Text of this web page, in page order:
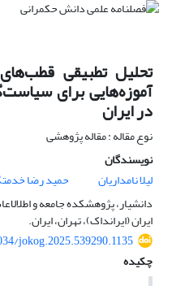
تحلیل تطبیقی
آموزه‌هایی برای
در ایران
نوع مقاله : مقاله پژوهشی
نویسندگان
لیلا نامداریان
حمید رضا
دانشیار، پژوهشکده جامعه و
ایران (ایرانداک)، تهران، ایران.
jokog.2025.539290.1135
چکیده